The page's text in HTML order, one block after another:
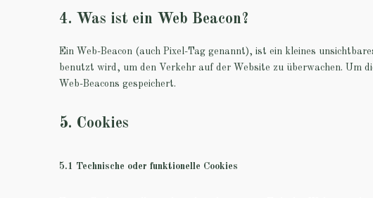
4. Was ist ein Web Beacon?
Ein Web-Beacon (auch Pixel-Tag genannt), ist ein kleines
benutzt wird, um den Verkehr auf der Website zu überwachen. Um
Web-Beacons gespeichert.
5. Cookies
5.1 Technische oder funktionelle Cookies